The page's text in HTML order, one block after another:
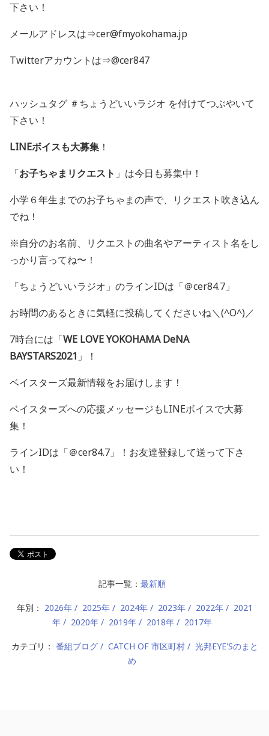
下さい！
メールアドレスは⇒cer@fmyokohama.jp
Twitterアカウントは⇒@cer847
ハッシュタグ ＃ちょうどいいラジオ を付けてつぶやいて
下さい！
LINEボイスも大募集 ！
「お子ちゃまリクエスト 」は今日も募集中！
小学６年生までのお子ちゃまの声で、リクエスト吹き込ん
でね！
※自分のお名前、リクエストの曲名やアーティスト名をし
っかり言ってね〜！
「ちょうどいいラジオ」のラインIDは「＠cer84.7」
お時間のあるときに気軽に投稿してくださいね＼(^O^)／
7時台には「WE LOVE YOKOHAMA DeNA
BAYSTARS2021 」！
ベイスターズ最新情報をお届けします！
ベイスターズへの応援メッセージもLINEボイスで大募
集！
ラインIDは「＠cer84.7 」！お友達登録して送って下さ
い！
記事一覧： 最新順
年別： 2026年 2025年 2024年 2023年 2022年
2021
年
2020年 2019年 2018年 2017年
カテゴリ： 番組ブログ CATCH OF 市区町村
光邦EYE'Sのまと
め